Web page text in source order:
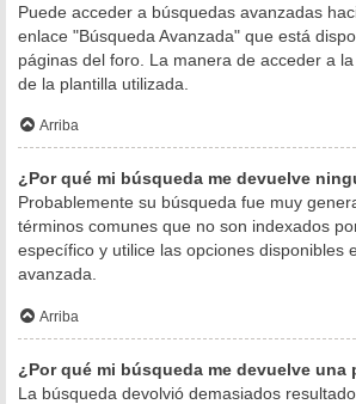
Puede acceder a búsquedas avanzadas
enlace "Búsqueda Avanzada" que está
páginas del foro. La manera de acceder a
de la plantilla utilizada.
Arriba
¿Por qué mi búsqueda me devuelve
Probablemente su búsqueda fue muy
términos comunes que no son indexados
específico y utilice las opciones disponibles
avanzada.
Arriba
¿Por qué mi búsqueda me devuelve una
La búsqueda devolvió demasiados